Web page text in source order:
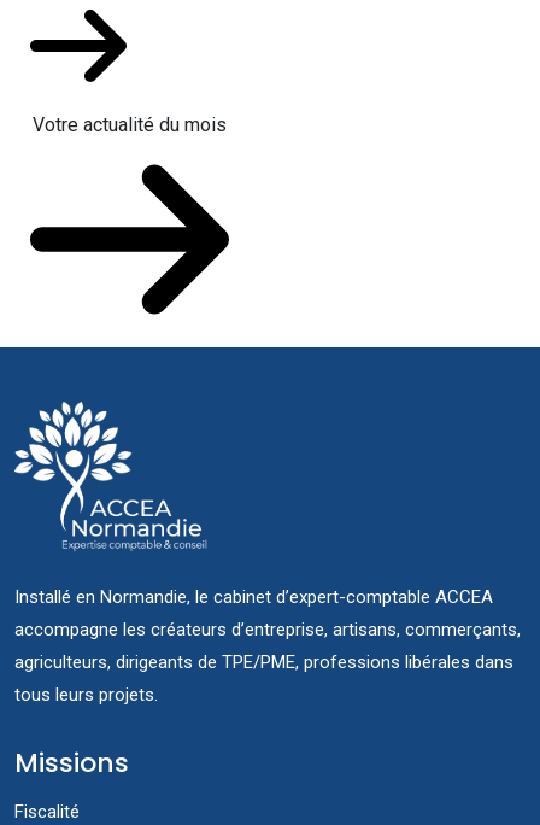
Votre actualité du mois
Installé en Normandie, le cabinet d’expert-comptable ACCEA
accompagne les créateurs d’entreprise, artisans, commerçants,
agriculteurs, dirigeants de TPE/PME, professions libérales dans
tous leurs projets.
Missions
Fiscalité